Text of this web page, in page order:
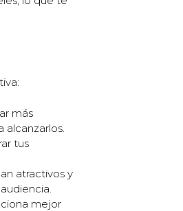
más
tus
atractivos y
mejor